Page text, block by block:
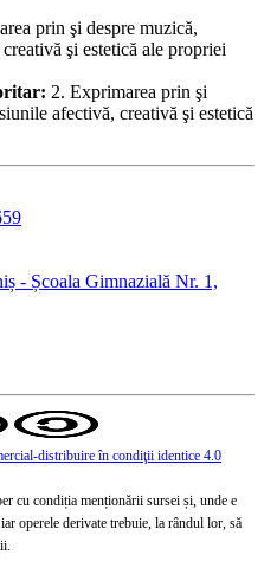
prin şi despre muzică,
şi estetică ale propriei
2. Exprimarea prin şi
afectivă, creativă şi estetică
- Școala Gimnazială Nr. 1,
distribuire în condiţii identice 4.0
cu condiția menționării sursei și, unde e
operele derivate trebuie, la rândul lor, să